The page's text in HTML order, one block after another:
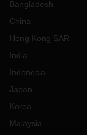
Bangladesh
China
Hong Kong SAR
India
Indonesia
Japan
Korea
Malaysia